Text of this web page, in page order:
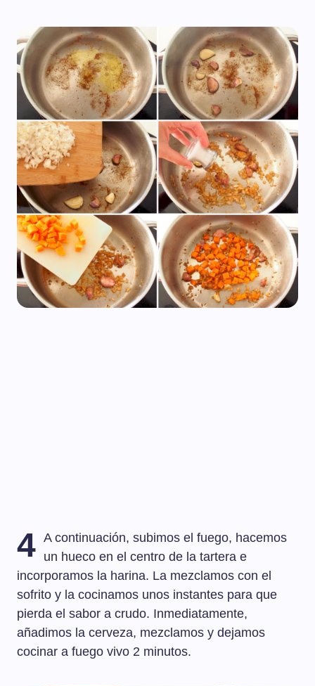
4 A continuación, subimos el fuego, hacemos
un hueco en el centro de la tartera e
incorporamos la harina. La mezclamos con el
sofrito y la cocinamos unos instantes para que
pierda el sabor a crudo. Inmediatamente,
añadimos la cerveza, mezclamos y dejamos
cocinar a fuego vivo 2 minutos.